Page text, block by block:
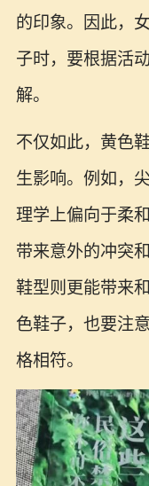
的印象。因此，
子时，要根据活
解。
不仅如此，黄色
生影响。例如，
理学上偏向于柔
带来意外的冲突
鞋型则更能带来
色鞋子，也要注
格相符。